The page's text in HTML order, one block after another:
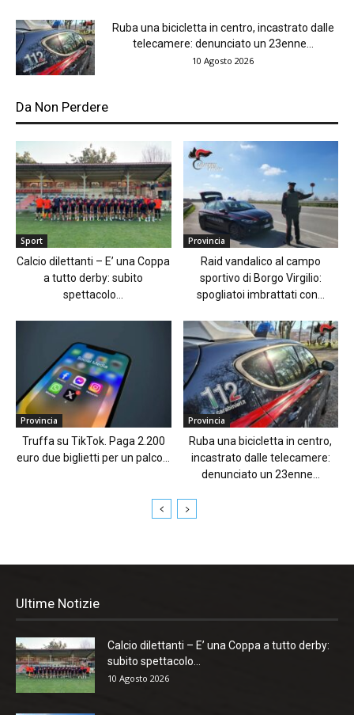
Ruba una bicicletta in centro, incastrato dalle
telecamere: denunciato un 23enne...
10 Agosto 2026
Da Non Perdere
Sport
Calcio dilettanti – E’ una Coppa
a tutto derby: subito
spettacolo...
Provincia
Raid vandalico al campo
sportivo di Borgo Virgilio:
spogliatoi imbrattati con...
Provincia
Truffa su TikTok. Paga 2.200
euro due biglietti per un palco...
Provincia
Ruba una bicicletta in centro,
incastrato dalle telecamere:
denunciato un 23enne...
Ultime Notizie
Calcio dilettanti – E’ una Coppa a tutto derby:
subito spettacolo...
10 Agosto 2026